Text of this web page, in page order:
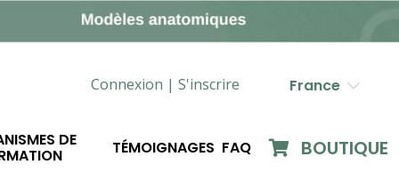
Connexion | S'inscrire France
DE TÉMOIGNAGES FAQ BOUTIQUE